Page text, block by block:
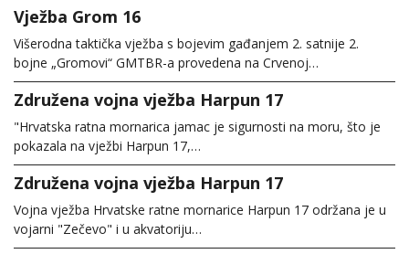
Vježba Grom 16
Višerodna taktička vježba s bojevim gađanjem 2. satnije 2.
bojne „Gromovi“ GMTBR-a provedena na Crvenoj…
Združena vojna vježba Harpun 17
"Hrvatska ratna mornarica jamac je sigurnosti na moru, što je
pokazala na vježbi Harpun 17,…
Združena vojna vježba Harpun 17
Vojna vježba Hrvatske ratne mornarice Harpun 17 održana je u
vojarni "Zečevo" i u akvatoriju…